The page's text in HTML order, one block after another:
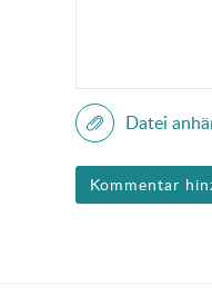
Datei
Kommentar